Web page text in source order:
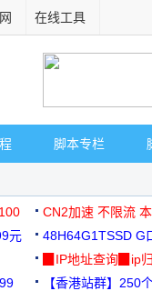
在线工具
脚本专栏
CN2加速 不限流
元
48H64G1TSSD G
3000+可免费测试
▉IP地址查询▉ip
【香港站群】250